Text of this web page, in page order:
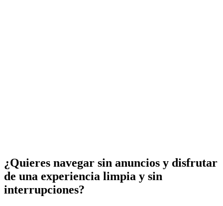
¿Quieres navegar sin anuncios y disfrutar
de una experiencia limpia y sin
interrupciones?